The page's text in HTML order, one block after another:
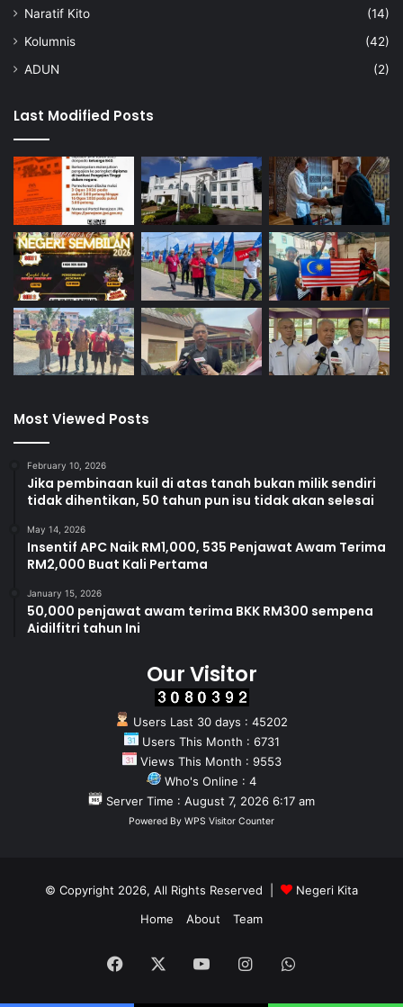
h
t
a
Naratif Kito
(14)
Kolumnis
(42)
ADUN
(2)
Last Modified Posts
Most Viewed Posts
February 10, 2026
Jika pembinaan kuil di atas tanah bukan milik sendiri
tidak dihentikan, 50 tahun pun isu tidak akan selesai
May 14, 2026
Insentif APC Naik RM1,000, 535 Penjawat Awam Terima
RM2,000 Buat Kali Pertama
January 15, 2026
50,000 penjawat awam terima BKK RM300 sempena
Aidilfitri tahun Ini
Our Visitor
Users Last 30 days : 45202
Users This Month : 6731
Views This Month : 9553
Who's Online : 4
Server Time : August 7, 2026 6:17 am
Powered By WPS Visitor Counter
© Copyright 2026, All Rights Reserved |
Negeri Kita
Home
About Team
Facebook YouTubeInstagramWhatsApp